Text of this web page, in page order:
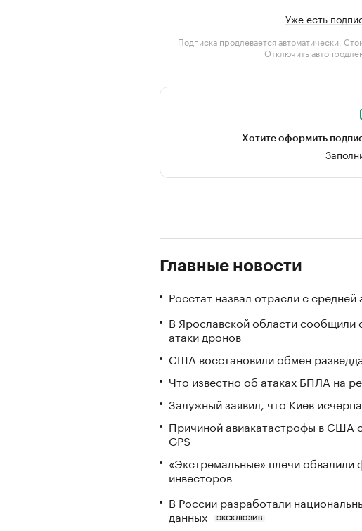
Уже есть
Подписка продлевается автоматически.
Отключить
Хотите оформить
Главные новости
Росстат назвал отрасли с
В Ярославской области
атаки дронов
США восстановили обмен
Что известно об атаках БПЛА на
Залужный заявил, что Киев
Причиной авиакатастрофы в США
GPS
«Экстремальные» плечи обвалили
инвесторов
В России разработали
данных
ЭКСКЛЮЗИВ